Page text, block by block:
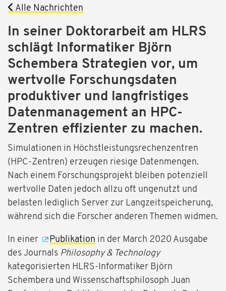
In seiner Doktorarbeit am HLRS
schlägt Informatiker Björn
Schembera Strategien vor, um
wertvolle Forschungsdaten
produktiver und langfristiges
Datenmanagement an HPC-
Zentren effizienter zu machen.
Simulationen in Höchstleistungsrechenzentren
(HPC-Zentren) erzeugen riesige Datenmengen.
Nach einem Forschungsprojekt bleiben potenziell
wertvolle Daten jedoch allzu oft ungenutzt und
belasten lediglich Server zur Langzeitspeicherung,
während sich die Forscher anderen Themen widmen.
Alle Nachrichten
In einer Publikation in der March 2020 Ausgabe
des Journals Philosophy & Technology
kategorisierten HLRS-Informatiker Björn
Schembera und Wissenschaftsphilosoph Juan